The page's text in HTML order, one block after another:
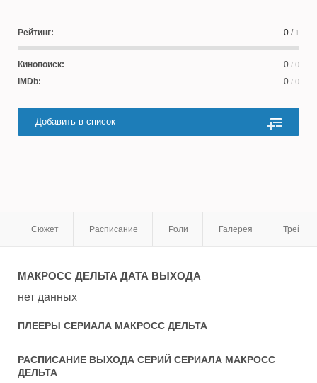
Рейтинг: 0 / 1
Кинопоиск: 0 / 0
IMDb: 0 / 0
Добавить в список
Сюжет Расписание Роли Галерея
МАКРОСС ДЕЛЬТА ДАТА ВЫХОДА
нет данных
ПЛЕЕРЫ СЕРИАЛА МАКРОСС ДЕЛЬТА
РАСПИСАНИЕ ВЫХОДА СЕРИЙ СЕРИАЛА МАКРОСС
ДЕЛЬТА